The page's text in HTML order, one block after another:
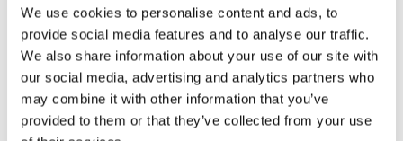
We use cookies to personalise content and ads, to
provide social media features and to analyse our traffic.
We also share information about your use of our site with
our social media, advertising and analytics partners who
may combine it with other information that you’ve
provided to them or that they’ve collected from your use
stycken härliga färger i 10 stycken olika storlekar!
Passformen är inte tajt men heller inte pösig, classic
fit kanske man kan säga! Observera att det är
. Materialet är 100% polyester och färgerna
är melarade.